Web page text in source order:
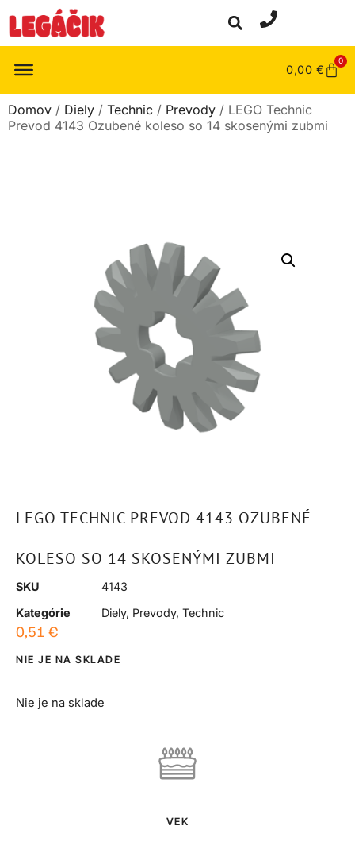
0,00 €
0
Domov / Diely / Technic / Prevody / LEGO Technic
Prevod 4143 Ozubené koleso so 14 skosenými zubmi
LEGO TECHNIC PREVOD 4143 OZUBENÉ
KOLESO SO 14 SKOSENÝMI ZUBMI
SKU
4143
Kategórie
Diely, Prevody, Technic
0,51 €
NIE JE NA SKLADE
Nie je na sklade
VEK